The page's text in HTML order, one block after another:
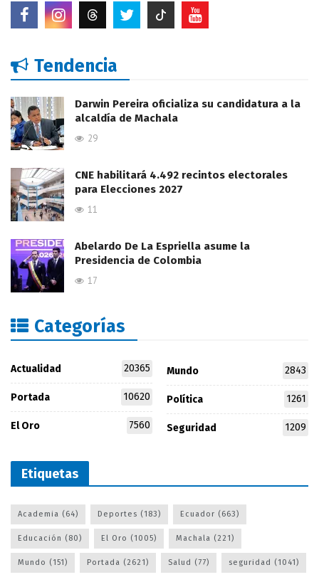
Tendencia
Darwin Pereira oficializa su candidatura a la
alcaldía de Machala
29
CNE habilitará 4.492 recintos electorales
para Elecciones 2027
11
Abelardo De La Espriella asume la
Presidencia de Colombia
17
Categorías
Actualidad 20365
Portada 10620
El Oro 7560
Mundo 2843
Política 1261
Seguridad 1209
Etiquetas
Academia (64) Deportes (183) Ecuador (663)
Educación (80) El Oro (1005) Machala (221)
Mundo (151) Portada (2621) Salud (77) seguridad (1041)